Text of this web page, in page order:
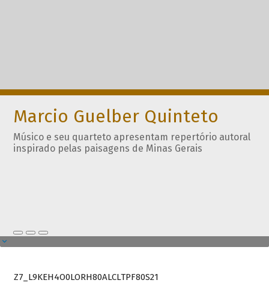
Marcio Guelber Quinteto
Músico e seu quarteto apresentam repertório autoral
inspirado pelas paisagens de Minas Gerais
Z7_L9KEH4O0LORH80ALCLTPF80S21